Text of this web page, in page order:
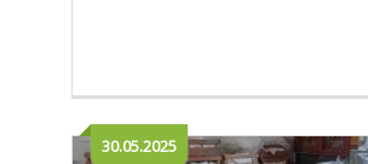
30.05.2025